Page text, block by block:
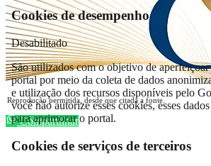
Reprodução permitida, desde que citada a fonte.
Compartilhar
Cookies de desempenho
Desabilitado
São utilizados com o objetivo de
portal por meio da coleta de dados
e utilização dos recursos disponíveis pelo
você não autorize esses cookies, esses
para aprimorar o portal.
Cookies de serviços de terceiros